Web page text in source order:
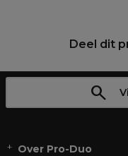
Deel dit
Over Pro-Duo